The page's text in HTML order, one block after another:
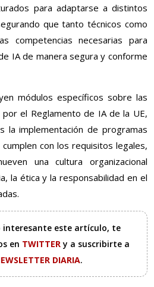
para adaptarse a distintos
que tanto técnicos como
competencias necesarias para
IA de manera segura y conforme
módulos específicos sobre las
el Reglamento de IA de la UE,
la implementación de programas
con los requisitos legales,
una cultura organizacional
la ética y la responsabilidad en el
este artículo, te
en TWITTERy a suscribirte a
DIARIA.